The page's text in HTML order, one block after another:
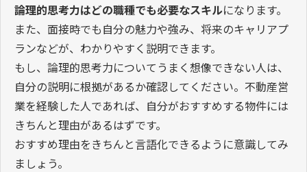
論理的思考力はどの職種でも必要なスキルになります。
また、面接時でも自分の魅力や強み、将来のキャリアプ
ランなどが、わかりやすく説明できます。
もし、論理的思考力についてうまく想像できない人は、
自分の説明に根拠があるか確認してください。不動産営
業を経験した人であれば、自分がおすすめする物件には
きちんと理由があるはずです。
おすすめ理由をきちんと言語化できるように意識してみ
ましょう。